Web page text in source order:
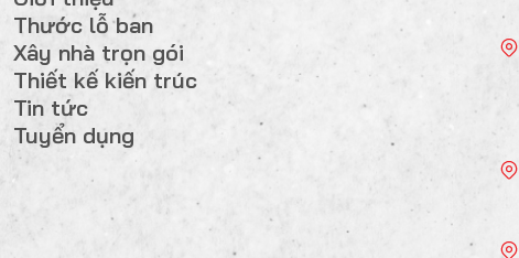
Thước lỗ ban
Xây nhà trọn gói
Thiết kế kiến trúc
Tin tức
Tuyển dụng